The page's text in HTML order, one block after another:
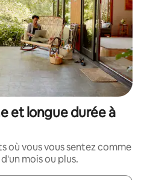
et longue durée à
où vous vous sentez comme
mois ou plus.